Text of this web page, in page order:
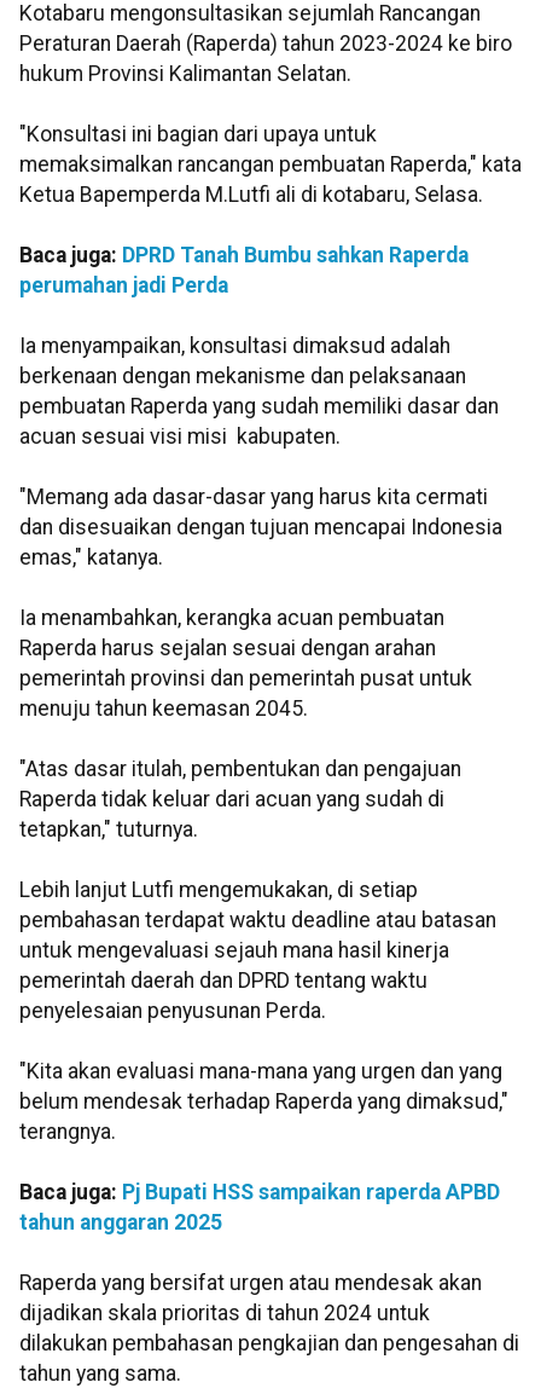
Kotabaru mengonsultasikan sejumlah Rancangan
Peraturan Daerah (Raperda) tahun 2023-2024 ke biro
hukum Provinsi Kalimantan Selatan.
"Konsultasi ini bagian dari upaya untuk
memaksimalkan rancangan pembuatan Raperda," kata
Ketua Bapemperda M.Lutfi ali di kotabaru, Selasa.
Baca juga: DPRD Tanah Bumbu sahkan Raperda
perumahan jadi Perda
Ia menyampaikan, konsultasi dimaksud adalah
berkenaan dengan mekanisme dan pelaksanaan
pembuatan Raperda yang sudah memiliki dasar dan
acuan sesuai visi misi kabupaten.
"Memang ada dasar-dasar yang harus kita cermati
dan disesuaikan dengan tujuan mencapai Indonesia
emas," katanya.
Ia menambahkan, kerangka acuan pembuatan
Raperda harus sejalan sesuai dengan arahan
pemerintah provinsi dan pemerintah pusat untuk
menuju tahun keemasan 2045.
"Atas dasar itulah, pembentukan dan pengajuan
Raperda tidak keluar dari acuan yang sudah di
tetapkan," tuturnya.
Lebih lanjut Lutfi mengemukakan, di setiap
pembahasan terdapat waktu deadline atau batasan
untuk mengevaluasi sejauh mana hasil kinerja
pemerintah daerah dan DPRD tentang waktu
penyelesaian penyusunan Perda.
"Kita akan evaluasi mana-mana yang urgen dan yang
belum mendesak terhadap Raperda yang dimaksud,"
terangnya.
Baca juga: Pj Bupati HSS sampaikan raperda APBD
tahun anggaran 2025
Raperda yang bersifat urgen atau mendesak akan
dijadikan skala prioritas di tahun 2024 untuk
dilakukan pembahasan pengkajian dan pengesahan di
tahun yang sama.